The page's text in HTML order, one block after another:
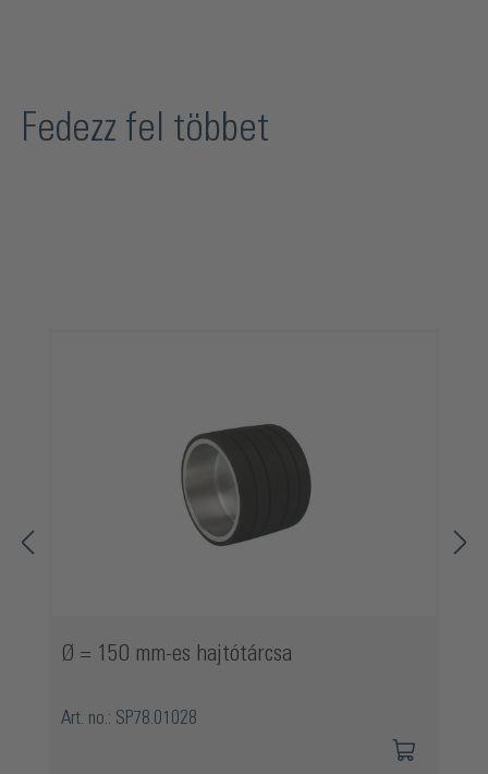
Fedezz fel többet
Ø = 150 mm-es hajtótárcsa
Art. no.: SP78.01028